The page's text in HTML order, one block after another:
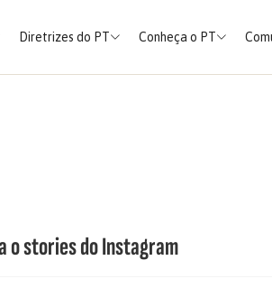
Diretrizes do PT Conheça o PT
o stories do Instagram